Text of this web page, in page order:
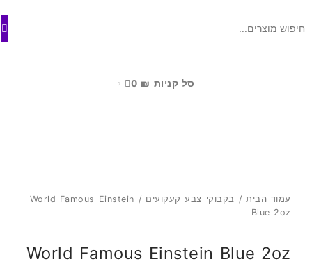
סל קניות ₪
0
עמוד הבית/ בקבוקי צבע קעקועים
/ World Famous Einstein
Blue 2oz
World Famous Einstein Blue 2oz